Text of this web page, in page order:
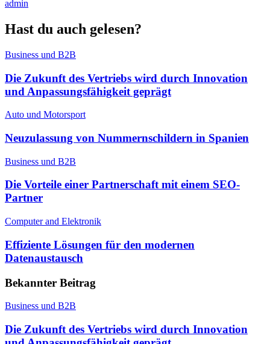
admin
Hast du auch gelesen?
Business und B2B
Die Zukunft des Vertriebs wird durch Innovation
und Anpassungsfähigkeit geprägt
Auto und Motorsport
Neuzulassung von Nummernschildern in Spanien
Business und B2B
Die Vorteile einer Partnerschaft mit einem SEO-
Partner
Computer and Elektronik
Effiziente Lösungen für den modernen
Datenaustausch
Bekannter Beitrag
Business und B2B
Die Zukunft des Vertriebs wird durch Innovation